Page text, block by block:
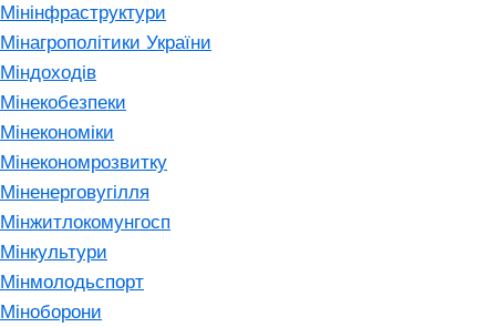
Мінінфраструктури
Мінагрополітики України
Міндоходів
Мінекобезпеки
Мінекономіки
Мінекономрозвитку
Міненерговугілля
Мінжитлокомунгосп
Мінкультури
Мінмолодьспорт
Міноборони